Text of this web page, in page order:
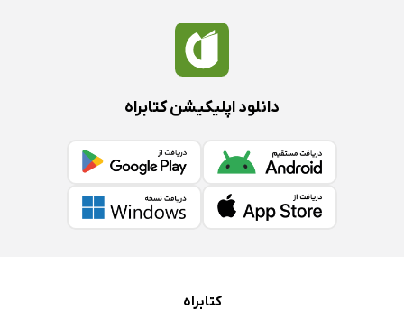
دانلود اپلیکیشن کتابراه
کتابراه